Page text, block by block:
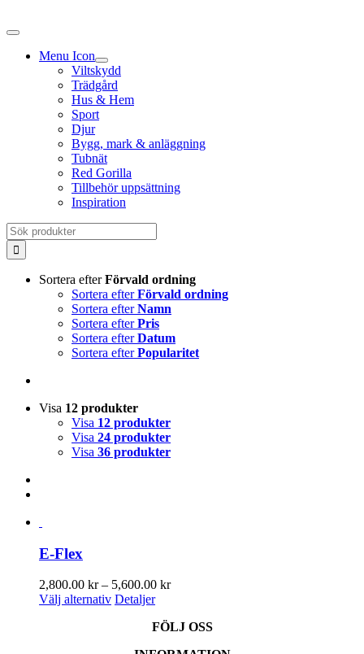
till
Menu Icon
Viltskydd
Trädgård
Hus & Hem
Sport
Djur
Bygg, mark & anläggning
Tubnät
Red Gorilla
Tillbehör uppsättning
Inspiration
Sök
efter:
Sortera efterFörvald ordning
Sortera efterFörvald ordning
Sortera efterNamn
Sortera efterPris
Sortera efterDatum
Sortera efterPopularitet
Visa 12 produkter
Visa 12 produkter
Visa 24 produkter
Visa 36 produkter
E-Flex
2,800.00 kr – 5,600.00 krPrisintervall:
5,600.00 kr
Välj alternativ Den
produkten
Detaljer
FÖLJ OSS